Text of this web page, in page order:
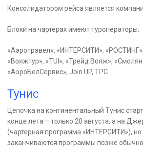
Консолидатором рейса является
Блоки на чартерах имеют туроператоры:
«Аэротрэвел», «ИНТЕРСИТИ»,
«Вояжтур», «TUI», «Трейд Вояж»,
«АэроБелСервис», Join UP, TPG.
Тунис
Цепочка на континентальный Тунис
конце лета – только 20 августа, а на
(чартерная программа «ИНТЕРСИТИ»), но
заканчиваются программы позже